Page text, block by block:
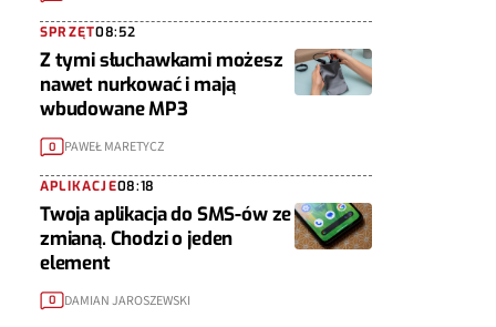
SPRZĘT08:52
Z tymi słuchawkami możesz
nawet nurkować i mają
wbudowane MP3
0 PAWEŁ MARETYCZ
APLIKACJE08:18
Twoja aplikacja do SMS-ów ze
zmianą. Chodzi o jeden
element
0 DAMIAN JAROSZEWSKI